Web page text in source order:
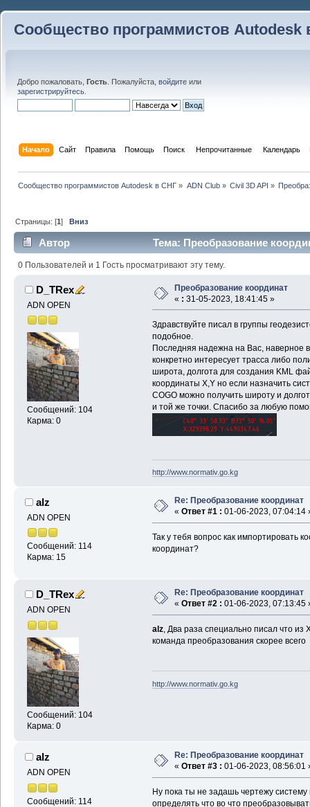
Сообщество программистов Autodesk
Добро пожаловать, Гость . Пожалуйста, войдите или
зарегистрируйтесь
Начало Сайт Правила Помощь Поиск Непрочитанные Календарь
Сообщество программистов Autodesk в СНГ » ADN Club» Civil 3D API »
Страницы: [1]Вниз
Автор Тема: Преобразование
0 Пользователей и 1 Гость просматривают эту тему.
D_TRex
ADN OPEN
Сообщений: 104
Карма: 0
Преобразование координат
« : 31-05-2023, 18:41:45 »
Здравствуйте писал в группы
подобное.
Последняя надежна на Вас, наверное
конкретно интересует трасса либо
широта, долгота для создания KML
координаты X,Y но если назначить
COGO можно получить широту и
и той же точки. Спасибо за любую
http://www.normativ.go.kg
alz
ADN OPEN
Сообщений: 114
Карма: 15
Re: Преобразование координат
« Ответ #1 : 01-06-2023, 07:04:14
Так у тебя вопрос как импортировать
координат?
D_TRex
ADN OPEN
Сообщений: 104
Карма: 0
Re: Преобразование координат
« Ответ #2 : 01-06-2023, 07:13:45
alz, Два раза специально писал что из
команда преобразования скорее всего
http://www.normativ.go.kg
alz
ADN OPEN
Сообщений: 114
Re: Преобразование координат
« Ответ #3 : 01-06-2023, 08:56:01
Ну пока ты не задашь чертежу систему
определять что во что